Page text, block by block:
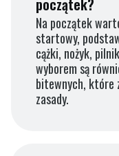
początek?
Na początek
startowy,
cążki, nożyk,
wyborem są
bitewnych, które
zasady.